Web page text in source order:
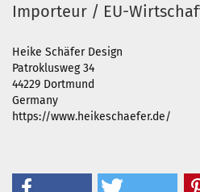
Importeur / EU-
Heike Schäfer Design
Patroklusweg 34
44229 Dortmund
Germany
https://www.heikeschaefer.de/